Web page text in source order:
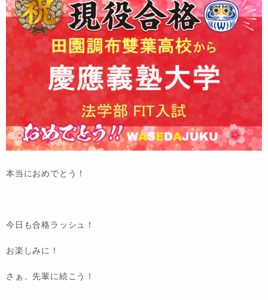
本当におめでとう！
今日も合格ラッシュ！
お楽しみに！
さぁ、先輩に続こう！